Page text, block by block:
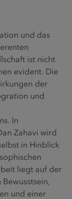
und das
ist nicht
evident. Die
der
und
In
Zahavi wird
in Hinblick
liegt auf der
und einer